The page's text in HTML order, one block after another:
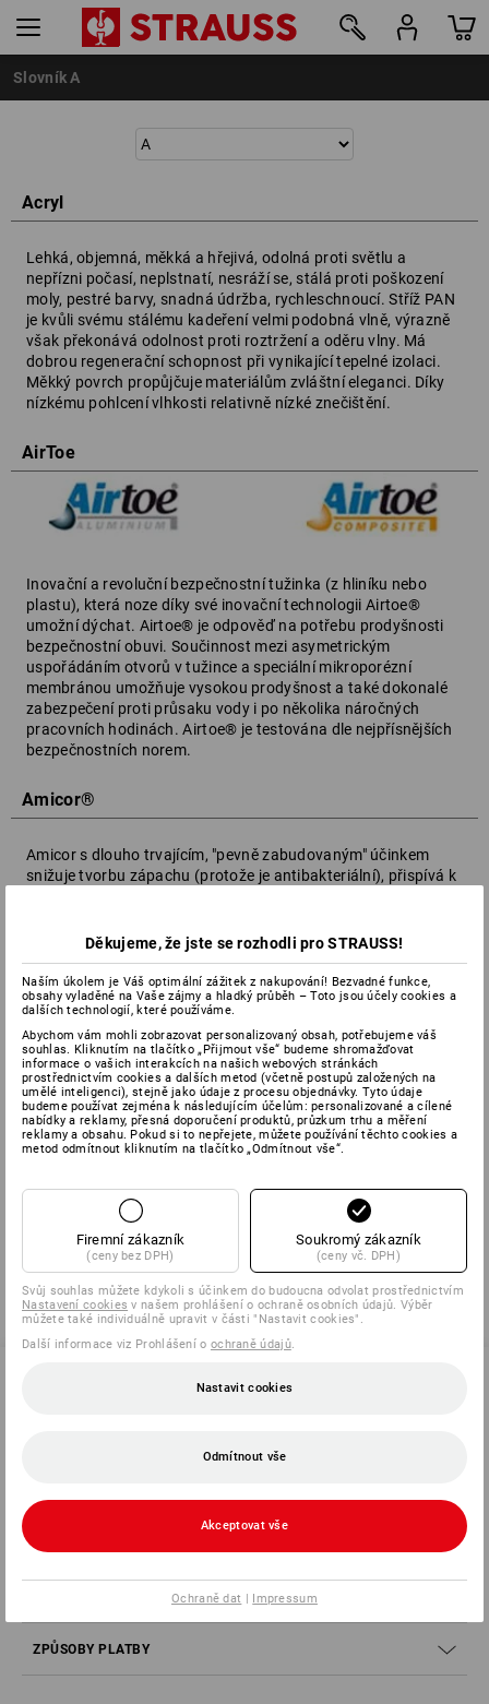
Slovník A
Acryl
Lehká, objemná, měkká a hřejivá, odolná proti světlu a
nepřízni počasí, neplstnatí, nesráží se, stálá proti poškození
moly, pestré barvy, snadná údržba, rychleschnoucí. Stříž PAN
je kvůli svému stálému kadeření velmi podobná vlně, výrazně
však překonává odolnost proti roztržení a oděru vlny. Má
dobrou regenerační schopnost při vynikající tepelné izolaci.
Měkký povrch propůjčuje materiálům zvláštní eleganci. Díky
nízkému pohlcení vlhkosti relativně nízké znečištění.
AirToe
Inovační a revoluční bezpečnostní tužinka (z hliníku nebo
plastu), která noze díky své inovační technologii Airtoe®
umožní dýchat. Airtoe® je odpověď na potřebu prodyšnosti
bezpečnostní obuvi. Součinnost mezi asymetrickým
uspořádáním otvorů v tužince a speciální mikroporézní
membránou umožňuje vysokou prodyšnost a také dokonalé
zabezpečení proti průsaku vody i po několika náročných
pracovních hodinách. Airtoe® je testována dle nejpřísnějších
bezpečnostních norem.
Amicor®
Amicor s dlouho trvajícím, "pevně zabudovaným" účinkem
snižuje tvorbu zápachu (protože je antibakteriální), přispívá k
Technologie Antipill
Technologie Antipill zabraňuje u oděvů vytváření uzlíků v
textiliích. Malé uzlíčky vznikají třením povrchu materiálu, ze
kterého vždy vystupuje několik vláken vlny, která se vzájemně
zauzlují a zplstnatí.
Hodnota AQL
Acceptable Quality Level = metoda stanovení kvality, při které
byla na jednorázové rukavice stanovena těsnost nejméně 1,5.
zpět
SPOLEČNOSTI
ZPŮSOBY PLATBY
Děkujeme, že jste se rozhodli pro STRAUSS!
Naším úkolem je Váš optimální zážitek z nakupování! Bezvadné funkce,
obsahy vyladěné na Vaše zájmy a hladký průběh – Toto jsou účely cookies a
dalších technologií, které používáme.
Abychom vám mohli zobrazovat personalizovaný obsah, potřebujeme váš
souhlas. Kliknutím na tlačítko „Přijmout vše“ budeme shromažďovat
informace o vašich interakcích na našich webových stránkách
prostřednictvím cookies a dalších metod (včetně postupů založených na
umělé inteligenci), stejně jako údaje z procesu objednávky. Tyto údaje
budeme používat zejména k následujícím účelům: personalizované a cílené
nabídky a reklamy, přesná doporučení produktů, průzkum trhu a měření
reklamy a obsahu. Pokud si to nepřejete, můžete používání těchto cookies a
metod odmítnout kliknutím na tlačítko „Odmítnout vše“.
Firemní zákazník
(ceny bez DPH)
Soukromý zákazník
(ceny vč. DPH)
Svůj souhlas můžete kdykoli s účinkem do budoucna odvolat prostřednictvím
Nastavení cookies v našem prohlášení o ochraně osobních údajů. Výběr
můžete také individuálně upravit v části "Nastavit cookies".
Další informace viz Prohlášení o ochraně údajů.
Nastavit cookies
Odmítnout vše
Akceptovat vše
Ochraně dat | Impressum